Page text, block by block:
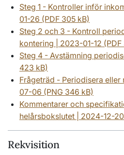
Steg 1 - Kontroller inför
01-26 (PDF 305 kB)
Steg 2 och 3 - Kontroll
kontering | 2023-01-12 (PDF
Steg 4 - Avstämning
423 kB)
Frågeträd - Periodisera
07-06 (PNG 346 kB)
Kommentarer och
helårsbokslutet | 2024-12-
Rekvisition